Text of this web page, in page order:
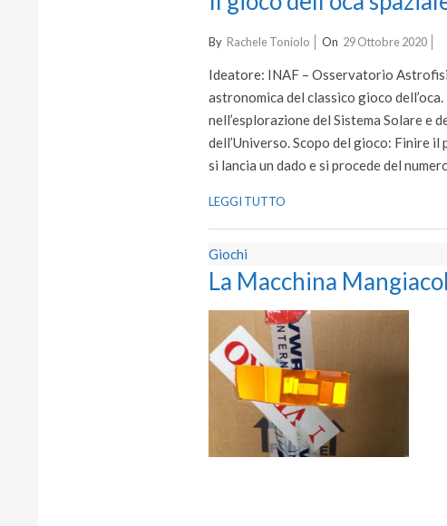
2020-
29
By Rachele Toniolo On 29 Ottobre 2020
Ideatore: INAF – Osservatorio
astronomica del classico gioco
nell’esplorazione del Sistema Solare
dell’Universo. Scopo del gioco: Finire
si lancia un dado e si procede del
LEGGI TUTTO
Giochi
La Macchina